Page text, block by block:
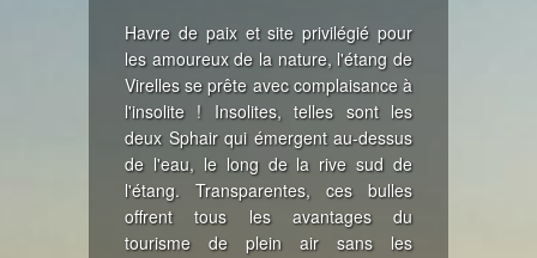
Havre de paix et site privilégié pour
les amoureux de la nature, l'étang de
Virelles se prête avec complaisance à
l'insolite ! Insolites, telles sont les
deux Sphair qui émergent au-dessus
de l'eau, le long de la rive sud de
l'étang. Transparentes, ces bulles
offrent tous les avantages du
tourisme de plein air sans les